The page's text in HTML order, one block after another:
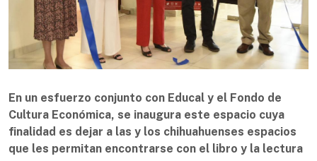
En un esfuerzo conjunto con Educal y el Fondo de
Cultura Económica, se inaugura este espacio cuya
finalidad es dejar a las y los chihuahuenses espacios
que les permitan encontrarse con el libro y la lectura